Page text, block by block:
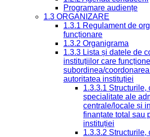
Programare audiențe
1.3 ORGANIZARE
1.3.1 Regulament de
funcționare
1.3.2 Organigrama
1.3.3 Lista și datele de
instituțiilor care
subordinea/
autoritatea instituției
1.3.3.1 Structurile,
specialitate ale
centrale/locale și
finanțate total sau
instituției
1.3.3.2 Structurile,